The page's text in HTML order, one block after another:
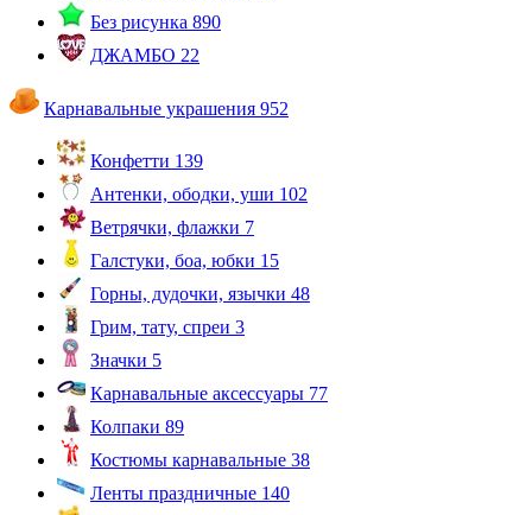
Без рисунка 890
ДЖАМБО 22
Карнавальные украшения 952
Конфетти 139
Антенки, ободки, уши 102
Ветрячки, флажки 7
Галстуки, боа, юбки 15
Горны, дудочки, язычки 48
Грим, тату, спреи 3
Значки 5
Карнавальные аксессуары 77
Колпаки 89
Костюмы карнавальные 38
Ленты праздничные 140